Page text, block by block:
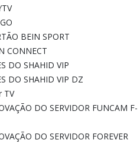
BEIN SPORT
CONNECT
DO SHAHID VIP
DO SHAHID VIP DZ
TV
DO SERVIDOR FUNCAM F-
DO SERVIDOR FOREVER